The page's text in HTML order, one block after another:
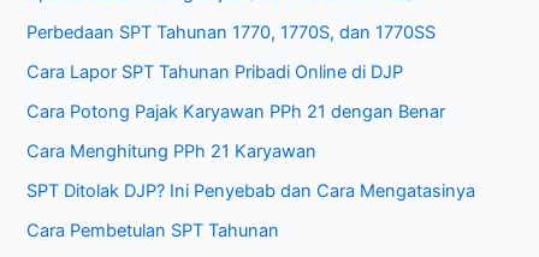
Perbedaan SPT Tahunan 1770, 1770S, dan 1770SS
Cara Lapor SPT Tahunan Pribadi Online di DJP
Cara Potong Pajak Karyawan PPh 21 dengan Benar
Cara Menghitung PPh 21 Karyawan
SPT Ditolak DJP? Ini Penyebab dan Cara Mengatasinya
Cara Pembetulan SPT Tahunan